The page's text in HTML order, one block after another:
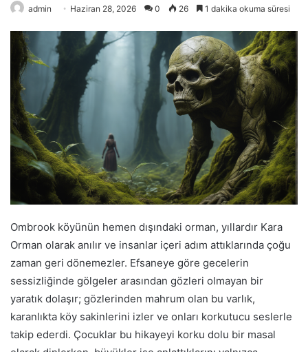
admin Haziran 28, 2026 0 26 1 dakika okuma süresi
Ombrook köyünün hemen dışındaki orman, yıllardır Kara
Orman olarak anılır ve insanlar içeri adım attıklarında çoğu
zaman geri dönemezler. Efsaneye göre gecelerin
sessizliğinde gölgeler arasından gözleri olmayan bir
yaratık dolaşır; gözlerinden mahrum olan bu varlık,
karanlıkta köy sakinlerini izler ve onları korkutucu seslerle
takip ederdi. Çocuklar bu hikayeyi korku dolu bir masal